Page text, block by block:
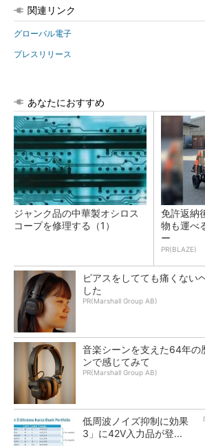
関連リンク
グローバル電子
プレスリリース
あなたにおすすめ
ジャンク品の中華製オシロス
コープを修理する（1）
免許返納
物も運べ
ー
PR(BLAZE)
ピアスをしてても痛くない
した
PR(Marshall Group AB)
音楽シーンを支えた64年の
ンで感じてみて
PR(Marshall Group AB)
低周波ノイズ抑制に効果
3」に42V入力品が登...